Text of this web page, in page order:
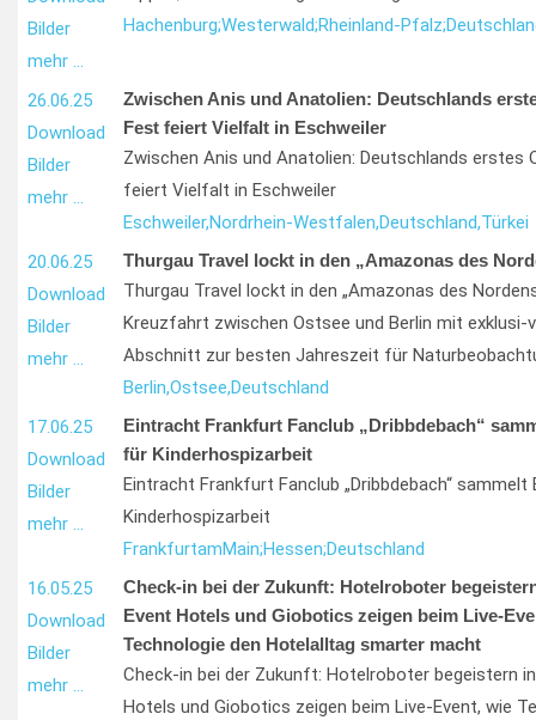
Bilder
mehr …
Hachenburg;Westerwald;Rheinland-Pfalz;
26.06.25
Download
Bilder
mehr …
Zwischen Anis und Anatolien: Deutschlands
Fest feiert Vielfalt in Eschweiler
Zwischen Anis und Anatolien: Deutschlands erstes
feiert Vielfalt in Eschweiler
Eschweiler,Nordrhein-Westfalen,Deutschland,Türkei
20.06.25
Download
Bilder
mehr …
Thurgau Travel lockt in den „Amazonas des
Thurgau Travel lockt in den „Amazonas des
Kreuzfahrt zwischen Ostsee und Berlin mit exklusi-
Abschnitt zur besten Jahreszeit für
Berlin,Ostsee,Deutschland
17.06.25
Download
Bilder
mehr …
Eintracht Frankfurt Fanclub „Dribbdebach“
für Kinderhospizarbeit
Eintracht Frankfurt Fanclub „Dribbdebach“
Kinderhospizarbeit
FrankfurtamMain;Hessen;Deutschland
16.05.25
Download
Bilder
mehr …
Check-in bei der Zukunft: Hotelroboter
Event Hotels und Giobotics zeigen beim Live-
Technologie den Hotelalltag smarter macht
Check-in bei der Zukunft: Hotelroboter begeistern
Hotels und Giobotics zeigen beim Live-Event, wie